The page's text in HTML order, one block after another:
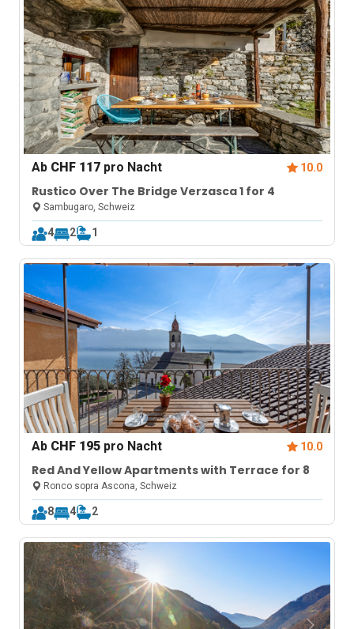
Ab CHF 117 pro Nacht 10.0
Rustico Over The Bridge Verzasca 1 for 4
Sambugaro, Schweiz
4 2 1
Ab CHF 195 pro Nacht 10.0
Red And Yellow Apartments with Terrace for 8
Ronco sopra Ascona, Schweiz
8 4 2